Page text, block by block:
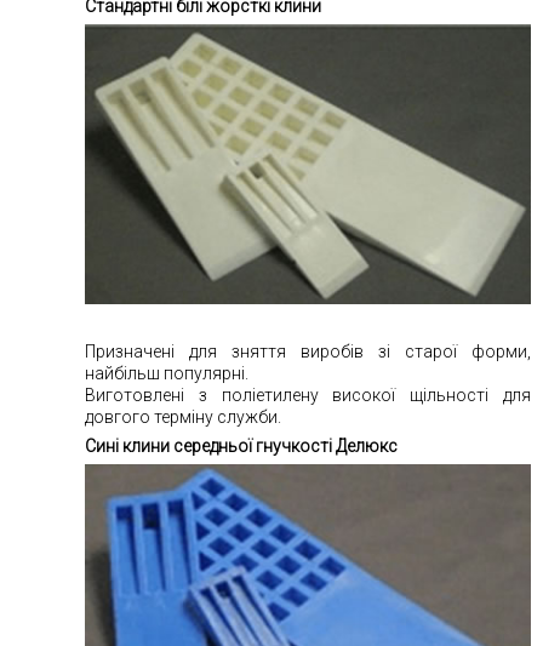
Стандартні білі жорсткі клини
Призначені для зняття виробів зі старої форми,
найбільш популярні.
Виготовлені з поліетилену високої щільності для
довгого терміну служби.
Сині клини середньої гнучкості Делюкс